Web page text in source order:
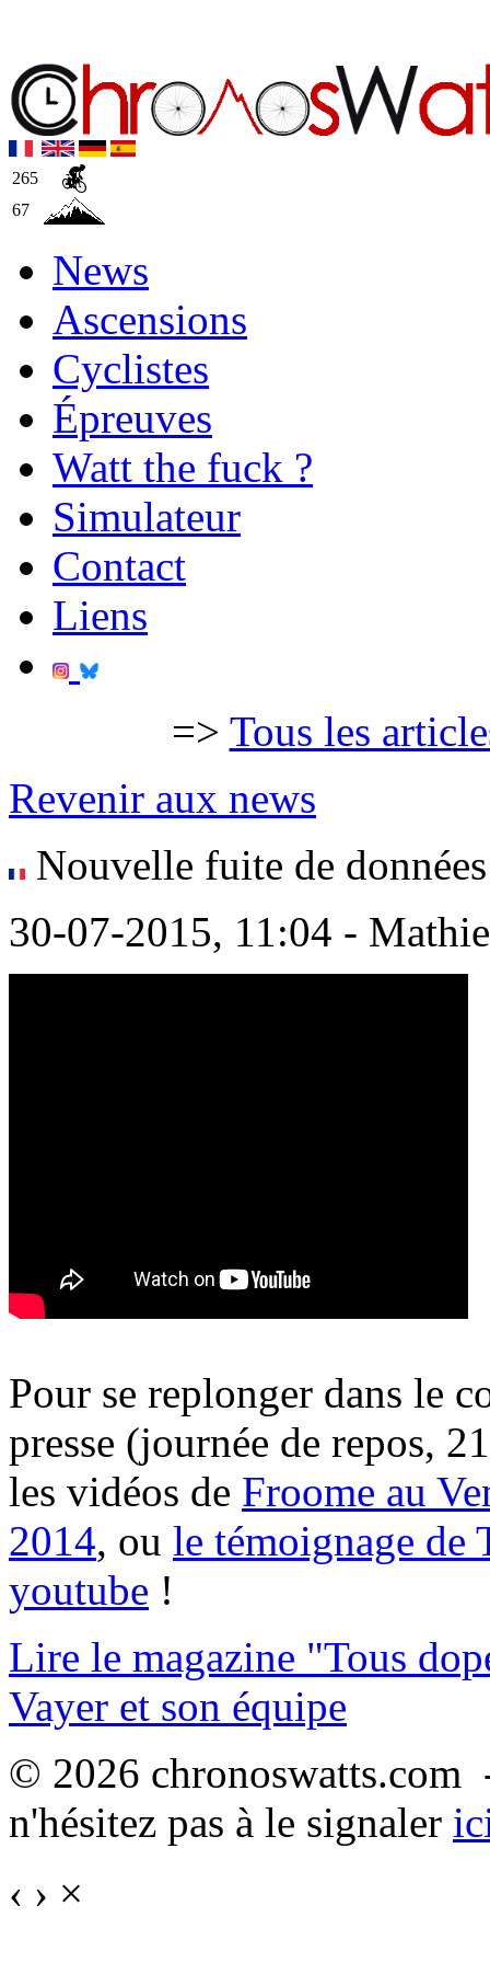
265
67
News
Ascensions
Cyclistes
Épreuves
Watt the fuck ?
Simulateur
Contact
Liens
=> Tous les
Revenir aux news
Nouvelle fuite de
30-07-2015, 11:04 -
Pour se replonger dans le
presse (journée de repos,
les vidéos de Froome au
2014, ou le témoignage de
youtube !
Lire le magazine "Tous
Vayer et son équipe
© 2026
n'hésitez pas à le signaler
‹ › ×